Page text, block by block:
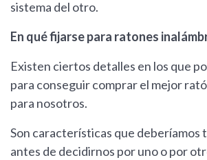
sistema del otro.
En qué fijarse para ratones
Existen ciertos detalles en los que
para conseguir comprar el mejor
para nosotros.
Son características que deberíamos
antes de decidirnos por uno o por